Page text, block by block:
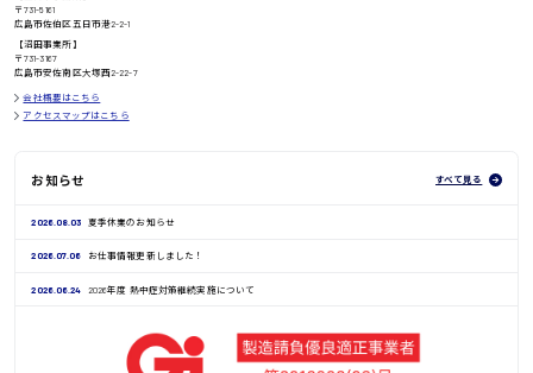
鳥取県
〒731-5161
広島市佐伯区五日市港2-2-1
【沼田事業所】
〒731-3167
広島市安佐南区大塚西2-22-7
会社概要はこちら
アクセスマップはこちら
お知らせ すべて見る
2026.08.03 夏季休業のお知らせ
2026.07.06 お仕事情報更新しました！
2026.06.24 2026年度 熱中症対策継続実施について